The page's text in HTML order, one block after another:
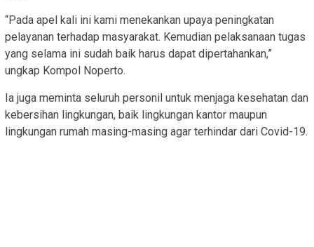
“Pada apel kali ini kami menekankan upaya peningkatan
pelayanan terhadap masyarakat. Kemudian pelaksanaan tugas
yang selama ini sudah baik harus dapat dipertahankan,”
ungkap Kompol Noperto.
Ia juga meminta seluruh personil untuk menjaga kesehatan dan
kebersihan lingkungan, baik lingkungan kantor maupun
lingkungan rumah masing-masing agar terhindar dari Covid-19.